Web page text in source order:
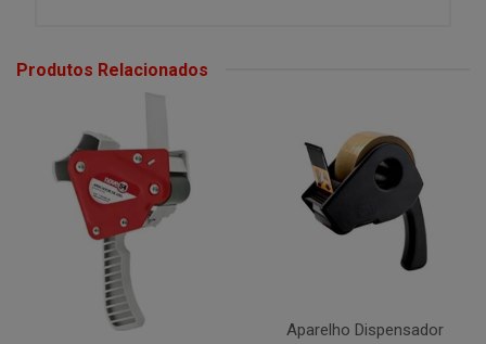
Produtos Relacionados
Aparelho Dispensador